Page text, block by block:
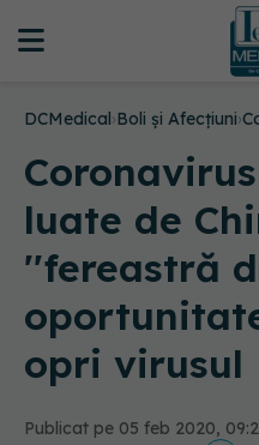
DCMedical›Boli și Afecțiuni›
luate de
''fereastră
opri virusul
Publicat pe 05 feb 2020,